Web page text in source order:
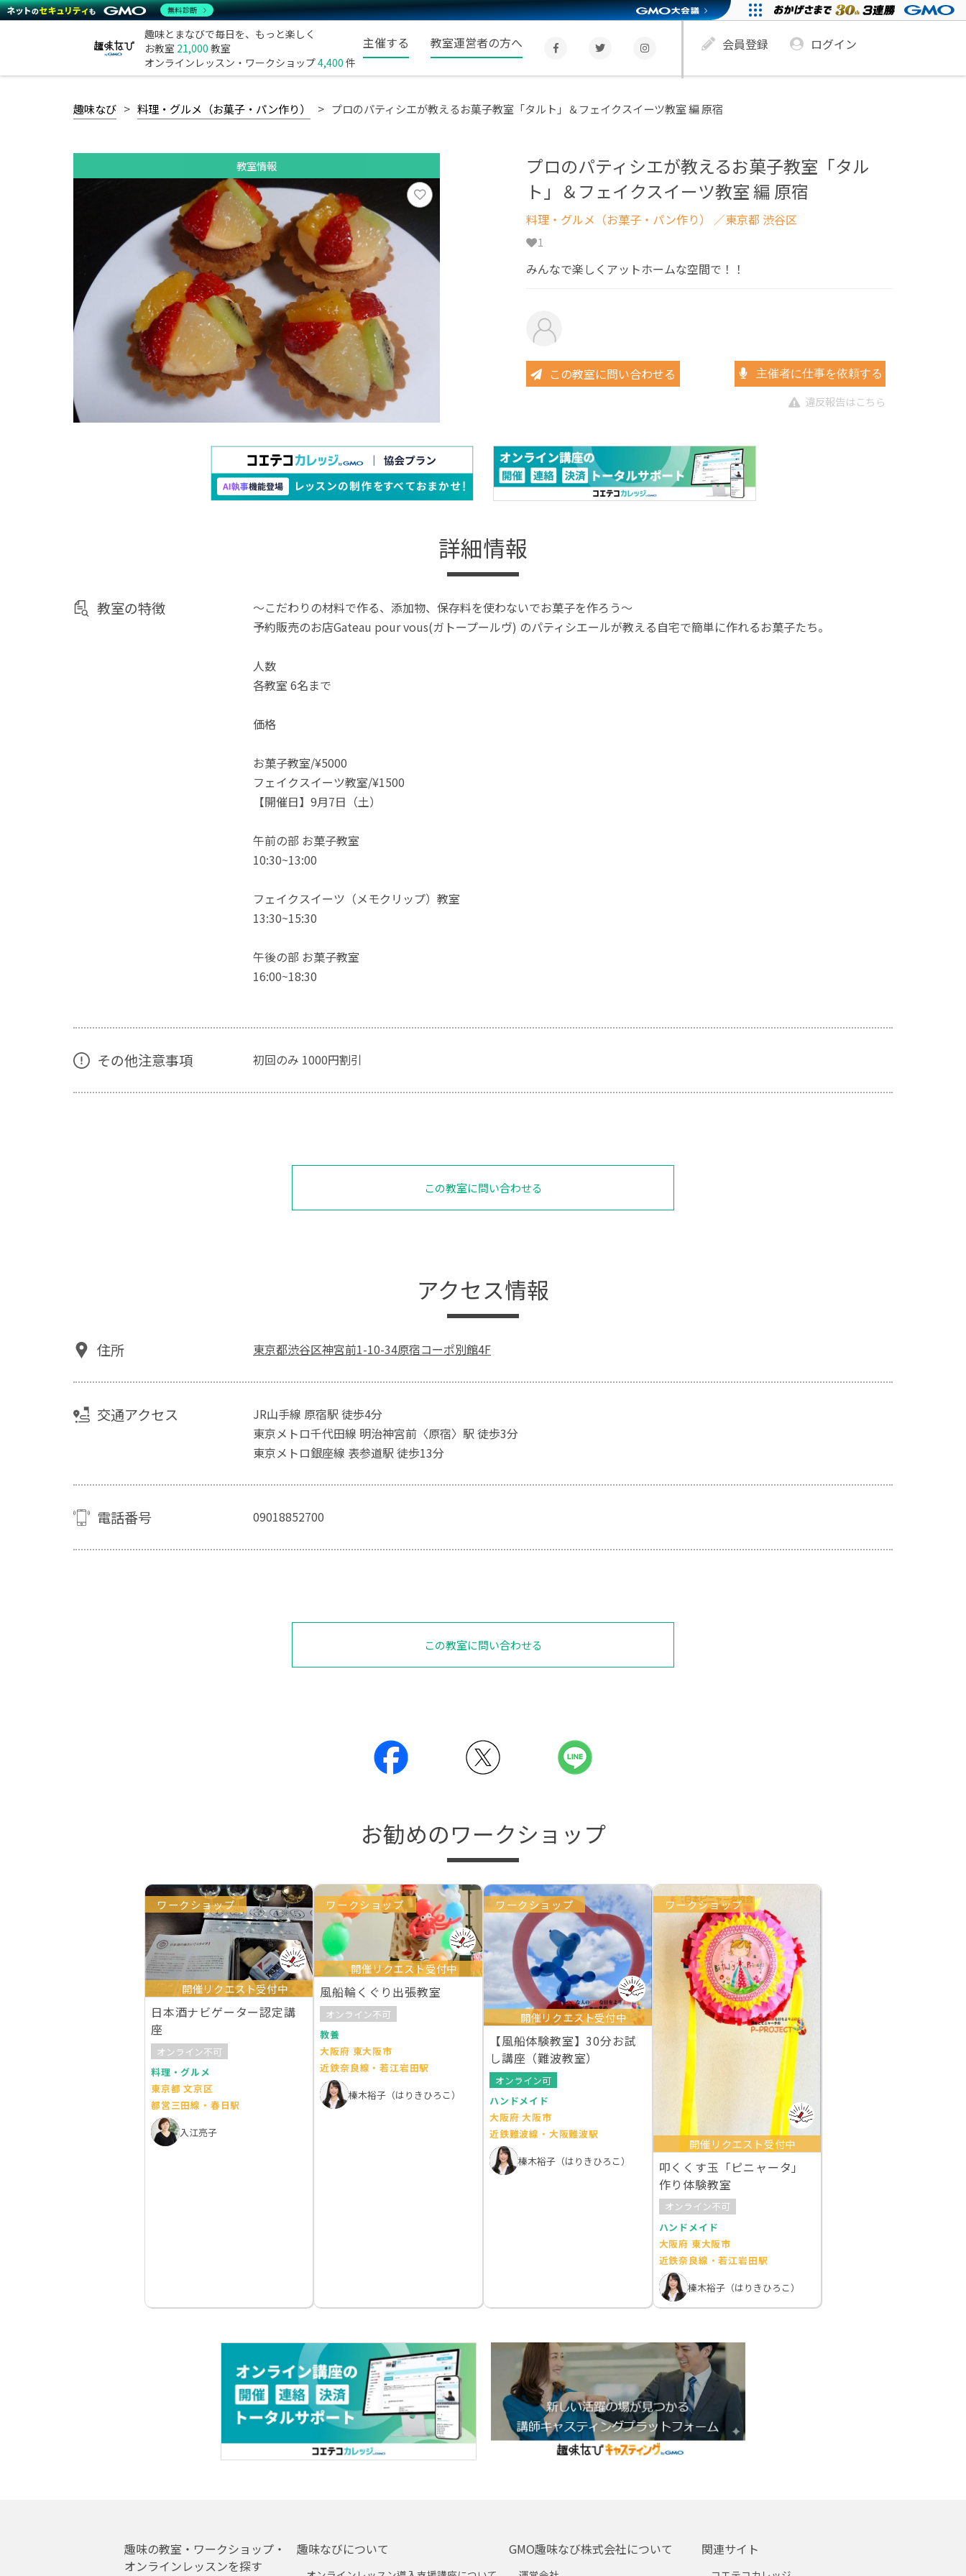
趣味とまなびで毎日を、もっと楽しく
お教室 21,000 教室
オンラインレッスン・ワークショップ4,400 件
主催する 教室運営者の方へ 会員登録 ログイン
趣味なび 料理・グルメ（お菓子・パン作り） プロのパティシエが教えるお菓子教室「タルト」＆フェイクスイーツ教室 編 原宿
教室情報
プロのパティシエが教えるお菓子教室「タル
ト」＆フェイクスイーツ教室 編 原宿
料理・グルメ（お菓子・パン作り） ／東京都 渋谷区
1
みんなで楽しくアットホームな空間で！！
この教室に問い合わせる 主催者に仕事を依頼する
違反報告はこちら
詳細情報
教室の特徴
～こだわりの材料で作る、添加物、保存料を使わないでお菓子を作ろう～
予約販売のお店Gateau pour vous(ガトープールヴ) のパティシエールが教える自宅で簡単に作れるお菓子たち。
人数
各教室 6名まで
価格
お菓子教室/¥5000
フェイクスイーツ教室/¥1500
【開催日】9月7日（土）
午前の部 お菓子教室
10:30~13:00
フェイクスイーツ（メモクリップ）教室
13:30~15:30
午後の部 お菓子教室
16:00~18:30
その他注意事項 初回のみ 1000円割引
この教室に問い合わせる
アクセス情報
住所 東京都渋谷区神宮前1-10-34原宿コーポ別館4F
交通アクセス
JR山手線 原宿駅 徒歩4分
東京メトロ千代田線 明治神宮前〈原宿〉駅 徒歩3分
東京メトロ銀座線 表参道駅 徒歩13分
電話番号 09018852700
この教室に問い合わせる
お勧めのワークショップ
ワークショップ
開催リクエスト受付中
日本酒ナビゲーター認定講
座
オンライン不可
料理・グルメ
東京都 文京区
都営三田線・春日駅
入江亮子
ワークショップ
開催リクエスト受付中
風船輪くぐり出張教室
オンライン不可
教養
大阪府 東大阪市
近鉄奈良線・若江岩田駅
榛木裕子（はりきひろこ）
ワークショップ
開催リクエスト受付中
【風船体験教室】30分お試
し講座（難波教室）
オンライン可
ハンドメイド
大阪府 大阪市
近鉄難波線・大阪難波駅
榛木裕子（はりきひろこ）
ワークショップ
開催リクエスト受付中
叩くくす玉「ピニャータ」
作り体験教室
オンライン不可
ハンドメイド
大阪府 東大阪市
近鉄奈良線・若江岩田駅
榛木裕子（はりきひろこ）
趣味の教室・ワークショップ・
オンラインレッスンを探す
趣味なびについて GMO趣味なび株式会社について 関連サイト
無料診断